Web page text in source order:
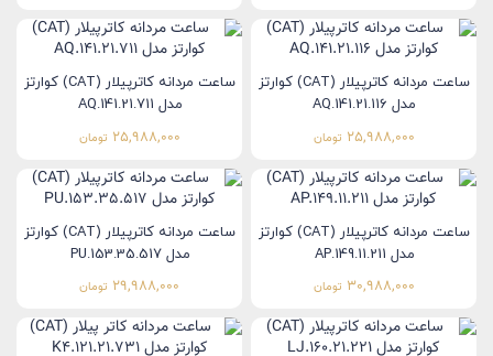
ساعت مردانه کاترپیلار (CAT) کوارتز
مدل AQ.141.21.116
25,988,000 تومان
ساعت مردانه کاترپیلار (CAT) کوارتز
مدل AQ.141.21.711
25,988,000 تومان
ساعت مردانه کاترپیلار (CAT) کوارتز
مدل AP.149.11.211
30,988,000 تومان
ساعت مردانه کاترپیلار (CAT) کوارتز
مدل PU.153.35.517
29,988,000 تومان